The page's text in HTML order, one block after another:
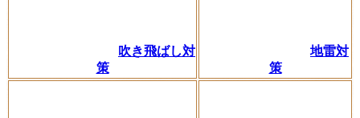
吹き飛ばし対
策
地雷対
策